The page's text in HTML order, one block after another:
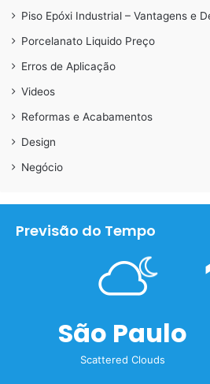
LiquidPiso
Piso Epóxi Industrial – Vantagens e
Porcelanato Liquido Preço
Erros de Aplicação
Videos
Reformas e Acabamentos
Design
Negócio
Previsão do Tempo
São Paulo
Scattered Clouds